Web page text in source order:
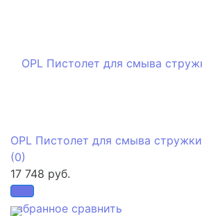
избранное сравнить
OPL Пистолет для смыва стружки
(0)
17 748 руб.